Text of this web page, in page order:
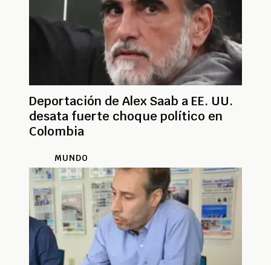
Deportación de Alex Saab a EE. UU.
desata fuerte choque político en
Colombia
MUNDO